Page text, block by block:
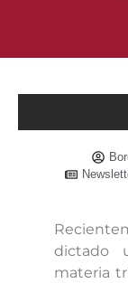
dictado
materia